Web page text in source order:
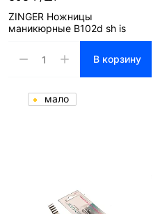
ZINGER Ножницы
маникюрные B102d sh is
В корзину
мало